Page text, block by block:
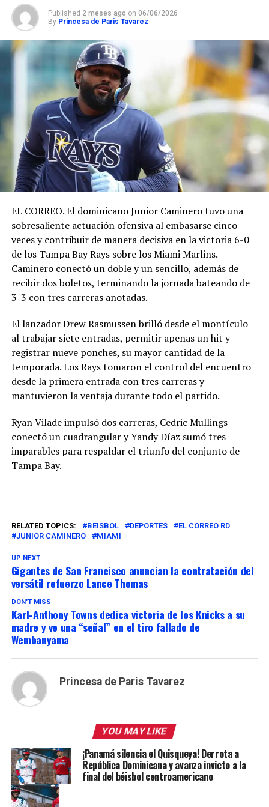
Published 2 meses ago on 06/06/2026
By Princesa de Paris Tavarez
EL CORREO. El dominicano Junior Caminero tuvo una
sobresaliente actuación ofensiva al embasarse cinco
veces y contribuir de manera decisiva en la victoria 6-0
de los Tampa Bay Rays sobre los Miami Marlins.
Caminero conectó un doble y un sencillo, además de
recibir dos boletos, terminando la jornada bateando de
3-3 con tres carreras anotadas.
El lanzador Drew Rasmussen brilló desde el montículo
al trabajar siete entradas, permitir apenas un hit y
registrar nueve ponches, su mayor cantidad de la
temporada. Los Rays tomaron el control del encuentro
desde la primera entrada con tres carreras y
mantuvieron la ventaja durante todo el partido.
Ryan Vilade impulsó dos carreras, Cedric Mullings
conectó un cuadrangular y Yandy Díaz sumó tres
imparables para respaldar el triunfo del conjunto de
Tampa Bay.
RELATED TOPICS: BEISBOL DEPORTES
EL CORREO RD
JUNIOR CAMINERO
MIAMI
UP NEXT
Gigantes de San Francisco anuncian la contratación del
versátil refuerzo Lance Thomas
DON'T MISS
Karl-Anthony Towns dedica victoria de los Knicks a su
madre y ve una “señal” en el tiro fallado de
Wembanyama
Princesa de Paris Tavarez
YOU MAY LIKE
¡Panamá silencia el Quisqueya! Derrota a
República Dominicana y avanza invicto a la
final del béisbol centroamericano